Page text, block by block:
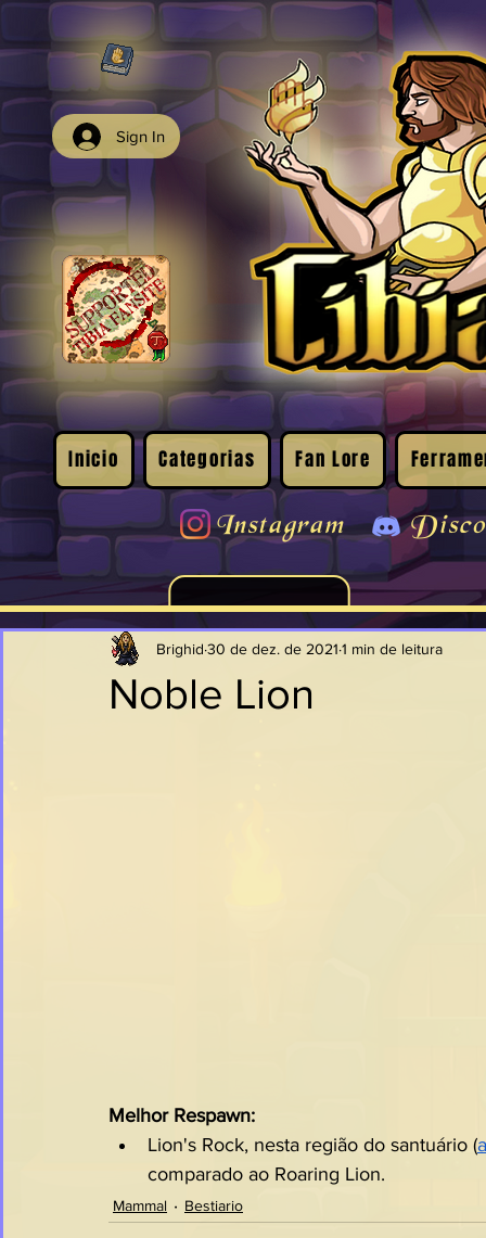
Sign In
Inicio Categorias Fan Lore
Instagram
Noble Lion
Brighid 30 de dez. de 2021 1 min de leitura
Melhor Respawn:
Lion's Rock, nesta região do santuário (
comparado ao Roaring Lion.
Mammal Bestiario